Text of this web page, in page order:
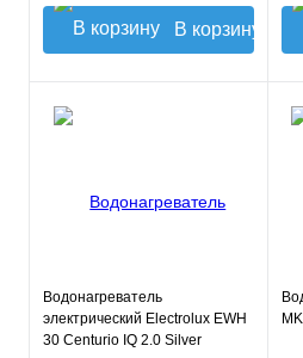
В корзину
Водонагреватель
электрический Electrolux EWH
30 Centurio IQ 2.0 Silver